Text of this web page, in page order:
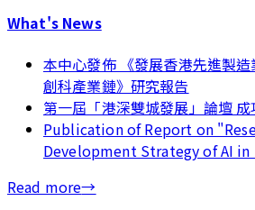
What's News
本中心發佈 《發展香港先進製
創科產業鏈》研究報告
第一屆「港深雙城發展」論壇
Publication of Report on
Development Strategy of AI in
Read more→